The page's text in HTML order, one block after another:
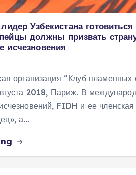
Узбекистана готовиться
должны призвать
исчезновения
организация “Клуб
2018, Париж. В
FIDH и ее
а…